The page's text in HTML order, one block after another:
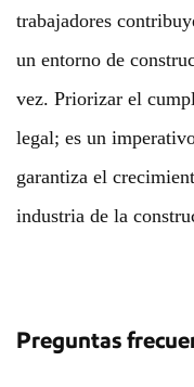
trabajadores
un entorno de
vez. Priorizar el
legal; es un
garantiza el
industria de la
Preguntas